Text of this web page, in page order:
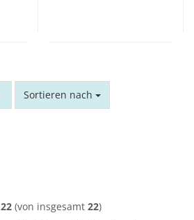
FILTERSortieren nach
Sortieren nach
22(von insgesamt 22)